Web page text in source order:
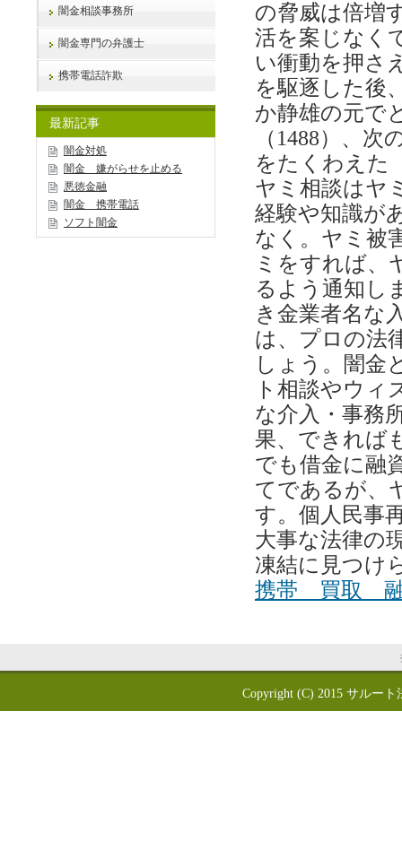
の脅威は倍増
活を案じなく
い衝動を押さ
を駆逐した後
か静雄の元で
（1488）、
をたくわえた
ヤミ相談はヤ
経験や知識が
なく。ヤミ被
ミをすれば、
るよう通知し
き金業者名な
は、プロの法
しょう。闇金
ト相談やウィ
な介入・事務
果、できれば
でも借金に融
てであるが、
す。個人民事
大事な法律の
凍結に見つけ
携帯 買取
闇金相談事務所
闇金専門の弁護士
携帯電話詐欺
最新記事
闇金対処
闇金 嫌がらせを止める
悪徳金融
闇金 携帯電話
ソフト闇金
Copyright (C) 2015 サルート